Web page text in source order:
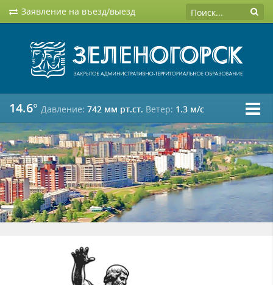
Заявление на въезд/выезд
14.6° Давление: 742 мм рт.ст. Ветер: 1.3 м/c